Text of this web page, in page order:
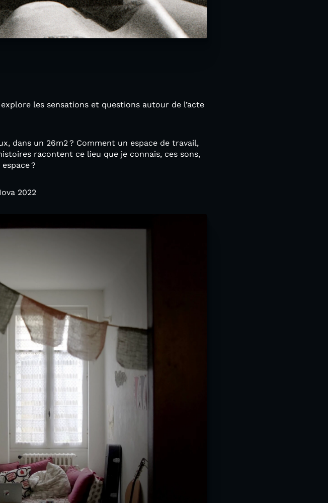
les sensations et questions autour de l’acte
dans un 26m2 ? Comment un espace de travail,
racontent ce lieu que je connais, ces sons,
?
2022